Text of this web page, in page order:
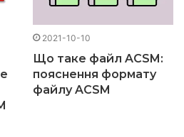
2021-10-10
Що таке файл ACSM:
пояснення формату
файлу ACSM